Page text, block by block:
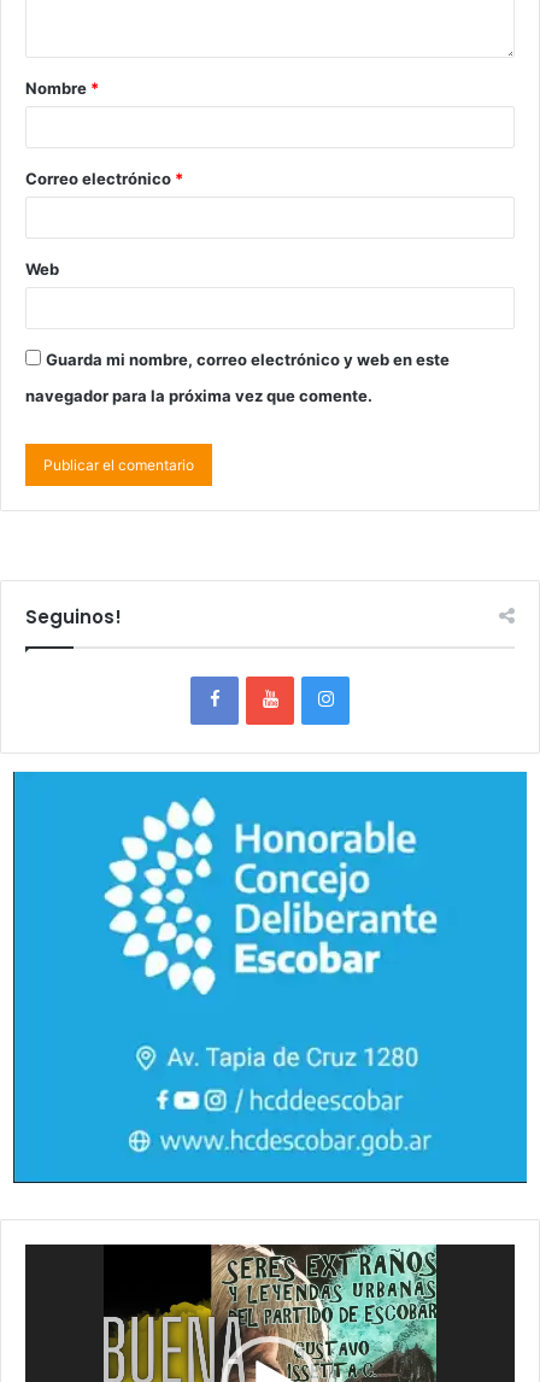
Nombre *
Correo electrónico *
Web
Guarda mi nombre, correo electrónico y web en este
navegador para la próxima vez que comente.
Seguinos!